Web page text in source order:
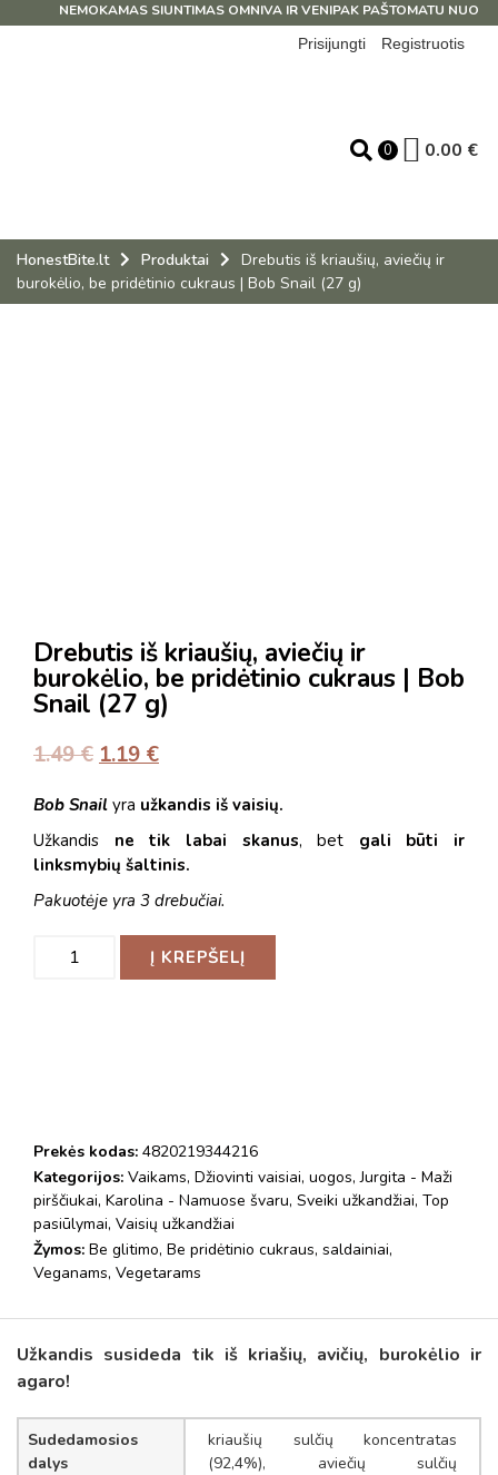
NEMOKAMAS SIUNTIMAS OMNIVA IR VENIPAK PAŠTOMATU NUO 39
Prisijungti
Registruotis
0 0.00 €
HonestBite.lt Produktai
Drebutis iš kriaušių, aviečių ir
burokėlio, be pridėtinio cukraus | Bob Snail (27 g)
Drebutis iš kriaušių, aviečių ir
burokėlio, be pridėtinio cukraus | Bob
Snail (27 g)
1.49€ 1.19 €
Bob Snail yra užkandis iš vaisių.
Užkandis ne tik labai skanus, bet gali būti ir
linksmybių šaltinis.
Pakuotėje yra 3 drebučiai.
Į KREPŠELĮ
Prekės kodas: 4820219344216
Kategorijos: Vaikams, Džiovinti vaisiai, uogos,Jurgita - Maži
pirščiukai, Karolina - Namuose švaru, Sveiki užkandžiai, Top
pasiūlymai, Vaisių užkandžiai
Žymos: Be glitimo, Be pridėtinio cukraus, saldainiai,
Veganams, Vegetarams
Užkandis susideda tik iš kriašių, avičių, burokėlio ir
agaro!
Sudedamosios
dalys
kriaušių sulčių koncentratas
(92,4%), aviečių sulčių